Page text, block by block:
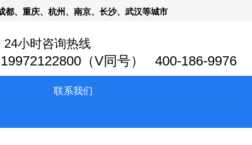
24小时咨询热线
19972122800（V同号） 400-186-9976
都、重庆、杭州、南京、长沙、武汉等城市
联系我们